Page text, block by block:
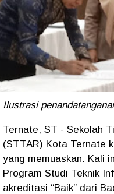
Ilustrasi
Ternate, ST - Sekolah
(STTAR) Kota Ternate
yang memuaskan. Kali
Program Studi Teknik
akreditasi “Baik” dari